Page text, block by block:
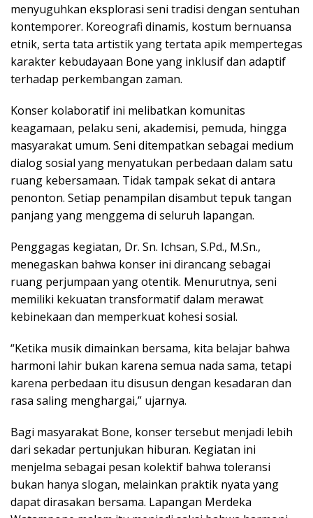
menyuguhkan eksplorasi seni tradisi dengan sentuhan
kontemporer. Koreografi dinamis, kostum bernuansa
etnik, serta tata artistik yang tertata apik mempertegas
karakter kebudayaan Bone yang inklusif dan adaptif
terhadap perkembangan zaman.
Konser kolaboratif ini melibatkan komunitas
keagamaan, pelaku seni, akademisi, pemuda, hingga
masyarakat umum. Seni ditempatkan sebagai medium
dialog sosial yang menyatukan perbedaan dalam satu
ruang kebersamaan. Tidak tampak sekat di antara
penonton. Setiap penampilan disambut tepuk tangan
panjang yang menggema di seluruh lapangan.
Penggagas kegiatan, Dr. Sn. Ichsan, S.Pd., M.Sn.,
menegaskan bahwa konser ini dirancang sebagai
ruang perjumpaan yang otentik. Menurutnya, seni
memiliki kekuatan transformatif dalam merawat
kebinekaan dan memperkuat kohesi sosial.
“Ketika musik dimainkan bersama, kita belajar bahwa
harmoni lahir bukan karena semua nada sama, tetapi
karena perbedaan itu disusun dengan kesadaran dan
rasa saling menghargai,” ujarnya.
Bagi masyarakat Bone, konser tersebut menjadi lebih
dari sekadar pertunjukan hiburan. Kegiatan ini
menjelma sebagai pesan kolektif bahwa toleransi
bukan hanya slogan, melainkan praktik nyata yang
dapat dirasakan bersama. Lapangan Merdeka